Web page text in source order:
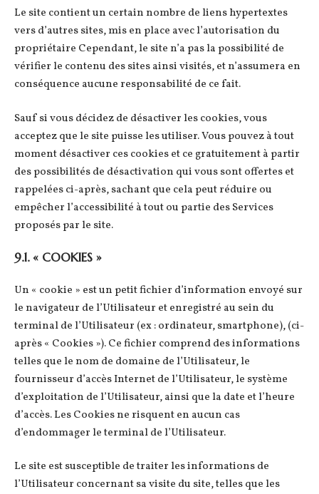
Le site contient un certain nombre de liens hypertextes
vers d’autres sites, mis en place avec l’autorisation du
propriétaire Cependant, le site n’a pas la possibilité de
vérifier le contenu des sites ainsi visités, et n’assumera en
conséquence aucune responsabilité de ce fait.
Sauf si vous décidez de désactiver les cookies, vous
acceptez que le site puisse les utiliser. Vous pouvez à tout
moment désactiver ces cookies et ce gratuitement à partir
des possibilités de désactivation qui vous sont offertes et
rappelées ci-après, sachant que cela peut réduire ou
empêcher l’accessibilité à tout ou partie des Services
proposés par le site.
9.1. « COOKIES »
Un « cookie » est un petit fichier d’information envoyé sur
le navigateur de l’Utilisateur et enregistré au sein du
terminal de l’Utilisateur (ex : ordinateur, smartphone), (ci-
après « Cookies »). Ce fichier comprend des informations
telles que le nom de domaine de l’Utilisateur, le
fournisseur d’accès Internet de l’Utilisateur, le système
d’exploitation de l’Utilisateur, ainsi que la date et l’heure
d’accès. Les Cookies ne risquent en aucun cas
d’endommager le terminal de l’Utilisateur.
Le site est susceptible de traiter les informations de
l’Utilisateur concernant sa visite du site, telles que les